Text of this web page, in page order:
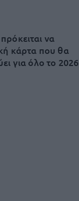
να
κάρτα που θα
για όλο το 2026